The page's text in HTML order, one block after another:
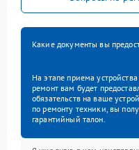
Какие документы вы
На этапе приема
ремонт вам будет
обязательств на ваше
по ремонту техники, вы
гарантийный талон.